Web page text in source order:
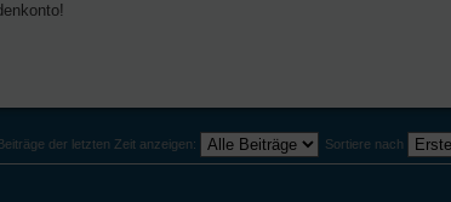
der letzten Zeit anzeigen: Sortiere nach